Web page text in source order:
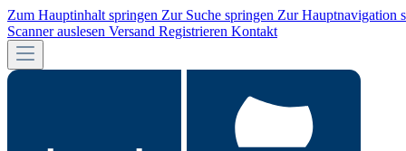
Zum Hauptinhalt springen Zur Suche springen Zur Hauptnavigation
Scanner auslesen Versand Registrieren Kontakt